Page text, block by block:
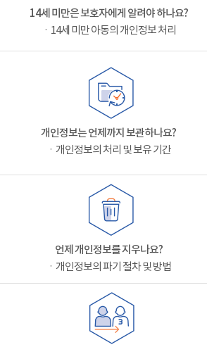
14세 미만은 보호자에게 알려야 하나요?
ㆍ14세 미만 아동의 개인정보 처리
개인정보는 언제까지 보관하나요?
ㆍ개인정보의 처리 및 보유 기간
언제 개인정보를 지우나요?
ㆍ개인정보의 파기 절차 및 방법